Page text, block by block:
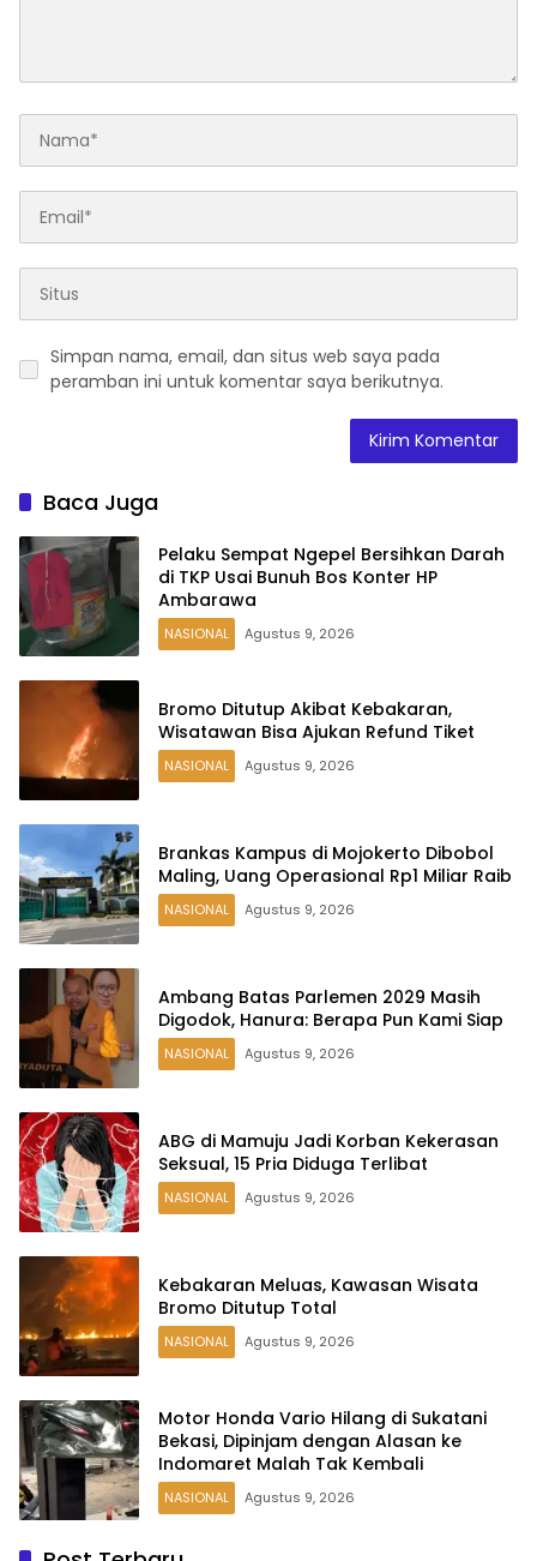
Simpan nama, email, dan situs web saya pada
peramban ini untuk komentar saya berikutnya.
Baca Juga
Pelaku Sempat Ngepel Bersihkan Darah
di TKP Usai Bunuh Bos Konter HP
Ambarawa
NASIONAL Agustus 9, 2026
Bromo Ditutup Akibat Kebakaran,
Wisatawan Bisa Ajukan Refund Tiket
NASIONAL Agustus 9, 2026
Brankas Kampus di Mojokerto Dibobol
Maling, Uang Operasional Rp1 Miliar Raib
NASIONAL Agustus 9, 2026
Ambang Batas Parlemen 2029 Masih
Digodok, Hanura: Berapa Pun Kami Siap
NASIONAL Agustus 9, 2026
ABG di Mamuju Jadi Korban Kekerasan
Seksual, 15 Pria Diduga Terlibat
NASIONAL Agustus 9, 2026
Kebakaran Meluas, Kawasan Wisata
Bromo Ditutup Total
NASIONAL Agustus 9, 2026
Motor Honda Vario Hilang di Sukatani
Bekasi, Dipinjam dengan Alasan ke
Indomaret Malah Tak Kembali
NASIONAL Agustus 9, 2026